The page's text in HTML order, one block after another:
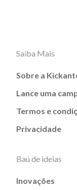
Saiba Mais
Sobre a
Lance uma
Termos e
Privacidade
Baú de ideias
Inovações